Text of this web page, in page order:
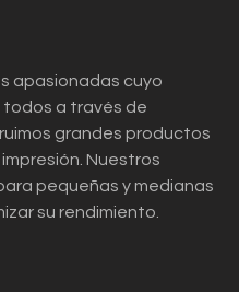
apasionadas cuyo
todos a través de
grandes productos
Nuestros
pequeñas y medianas
su rendimiento.